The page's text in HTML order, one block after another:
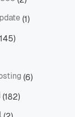
(1)
(6)
(182)